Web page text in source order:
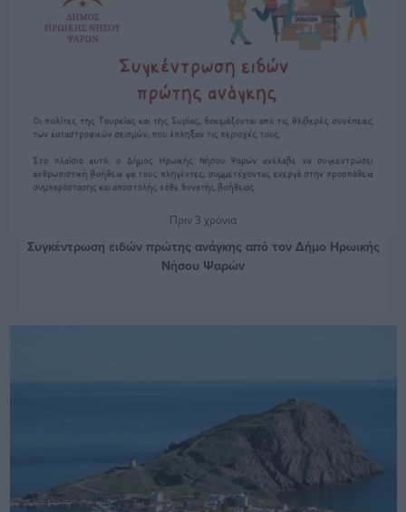
Πριν 3 χρόνια
Συγκέντρωση ειδών πρώτης ανάγκης από τον Δήμο Ηρωικής
Νήσου Ψαρών